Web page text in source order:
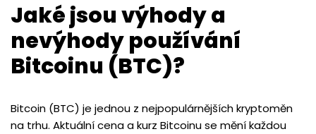
Jaké jsou výhody a
nevýhody používání
Bitcoinu (BTC)?
Bitcoin (BTC) je jednou z nejpopulárnějších kryptoměn
na trhu. Aktuální cena a kurz Bitcoinu se mění každou